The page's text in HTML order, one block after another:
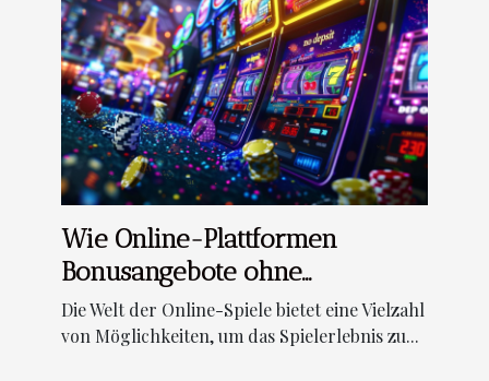
Wie Online-Plattformen
Bonusangebote ohne
Einzahlung anbieten
Die Welt der Online-Spiele bietet eine Vielzahl
von Möglichkeiten, um das Spielerlebnis zu...